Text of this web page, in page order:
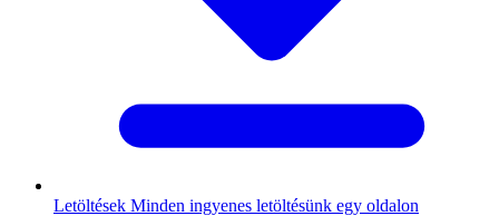
Letöltések Minden ingyenes letöltésünk egy oldalon